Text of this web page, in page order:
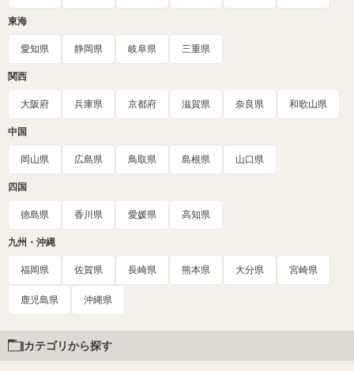
東海
愛知県 静岡県 岐阜県 三重県
関西
大阪府 兵庫県 京都府 滋賀県 奈良県 和歌山県
中国
岡山県 広島県 鳥取県 島根県 山口県
四国
徳島県 香川県 愛媛県 高知県
九州・沖縄
福岡県 佐賀県 長崎県 熊本県 大分県 宮崎県
鹿児島県 沖縄県
カテゴリから探す